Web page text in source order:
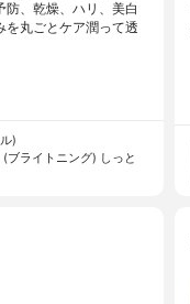
防、乾燥、ハリ、美白
を丸ごとケア潤って透
)
ブライトニング) しっと